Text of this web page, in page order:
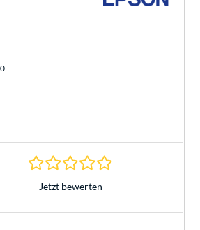
0.0 Sterne bei 0
Jetzt bewerten